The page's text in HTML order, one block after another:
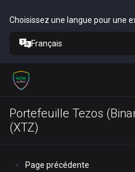
Choisissez une langue pour une
Français
Portefeuille Tezos
(XTZ)
Page précédente